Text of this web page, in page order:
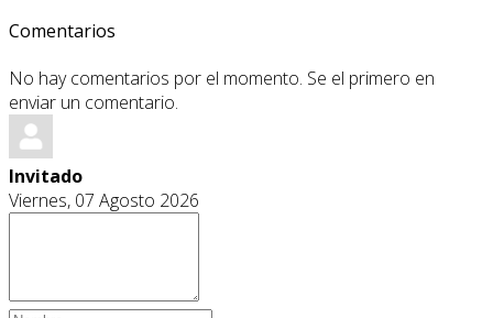
Comentarios
No hay comentarios por el momento. Se el primero en
enviar un comentario.
Invitado
Viernes, 07 Agosto 2026